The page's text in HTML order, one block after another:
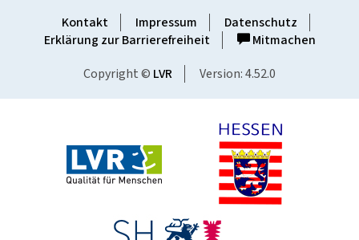
Kontakt Impressum
Datenschutz
Erklärung zur Barrierefreiheit
Mitmachen
Copyright © LVR Version: 4.52.0